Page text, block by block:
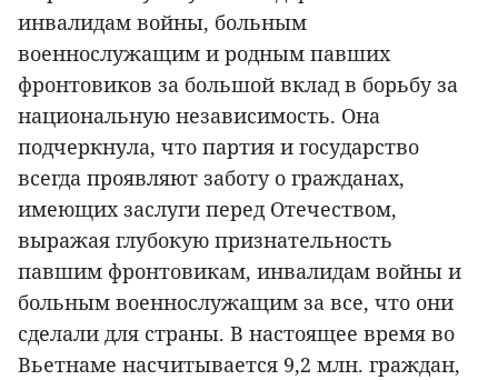
инвалидам войны, больным
военнослужащим и родным павших
фронтовиков за большой вклад в борьбу за
национальную независимость. Она
подчеркнула, что партия и государство
всегда проявляют заботу о гражданах,
имеющих заслуги перед Отечеством,
выражая глубокую признательность
павшим фронтовикам, инвалидам войны и
больным военнослужащим за все, что они
сделали для страны. В настоящее время во
Вьетнаме насчитывается 9,2 млн. граждан,